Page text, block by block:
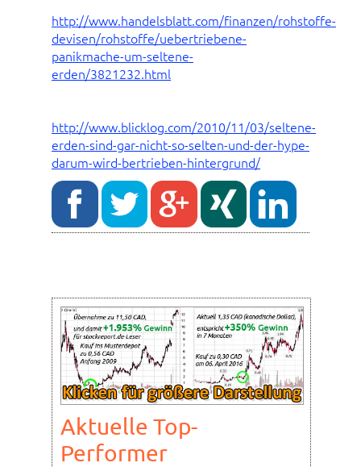
http://www.handelsblatt.com/finanzen/rohstoffe-
devisen/rohstoffe/uebertriebene-
panikmache-um-seltene-
erden/3821232.html
http://www.blicklog.com/2010/11/03/seltene-
erden-sind-gar-nicht-so-selten-und-der-hype-
darum-wird-bertrieben-hintergrund/
Aktuelle Top-
Performer